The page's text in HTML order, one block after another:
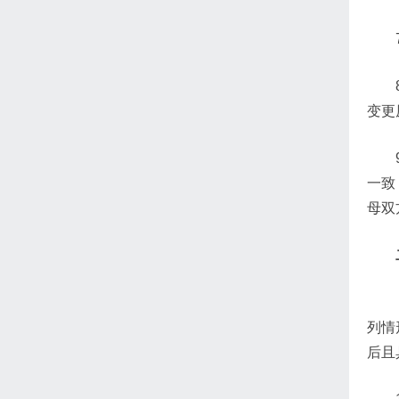
变更
一致
母双
列情
后